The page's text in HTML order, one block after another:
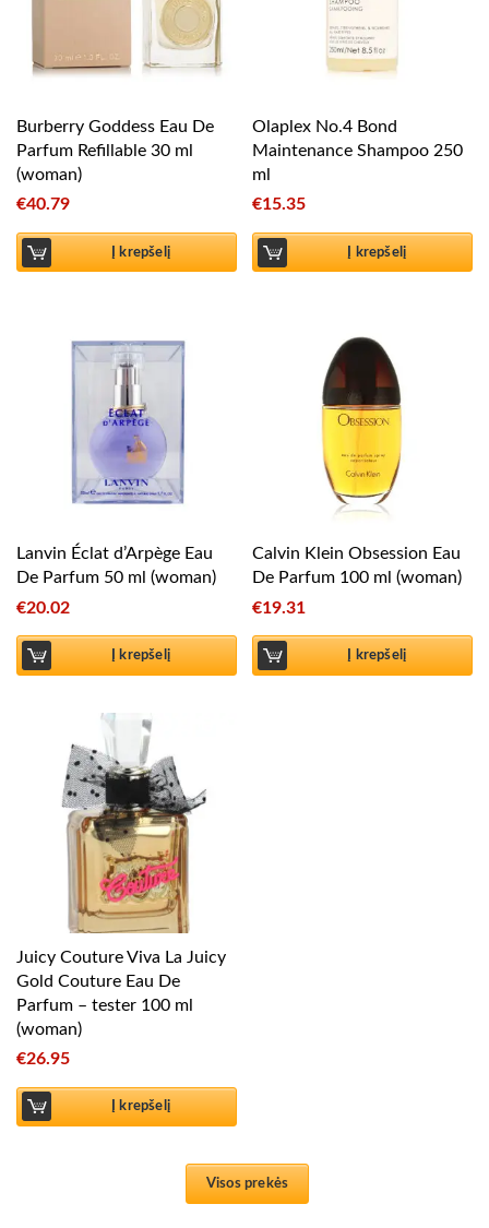
Burberry Goddess Eau De
Parfum Refillable 30 ml
(woman)
€40.79
Į krepšelį
Olaplex No.4 Bond
Maintenance Shampoo 250
ml
€15.35
Į krepšelį
Lanvin Éclat d’Arpège Eau
De Parfum 50 ml (woman)
€20.02
Į krepšelį
Calvin Klein Obsession Eau
De Parfum 100 ml (woman)
€19.31
Į krepšelį
Juicy Couture Viva La Juicy
Gold Couture Eau De
Parfum – tester 100 ml
(woman)
€26.95
Į krepšelį
Visos prekės